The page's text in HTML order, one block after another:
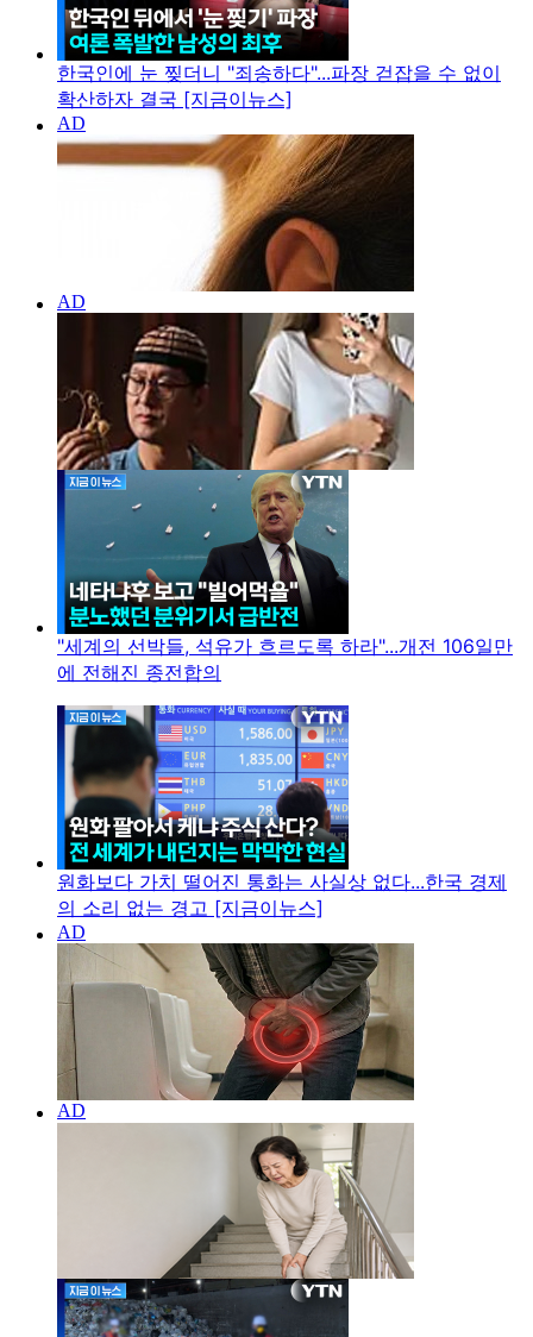
한국인에 눈 찢더니 "죄송하다"...파장 걷잡을 수 없이
확산하자 결국 [지금이뉴스]
"세계의 선박들, 석유가 흐르도록 하라"...개전 106일만
에 전해진 종전합의
원화보다 가치 떨어진 통화는 사실상 없다...한국 경제
의 소리 없는 경고 [지금이뉴스]